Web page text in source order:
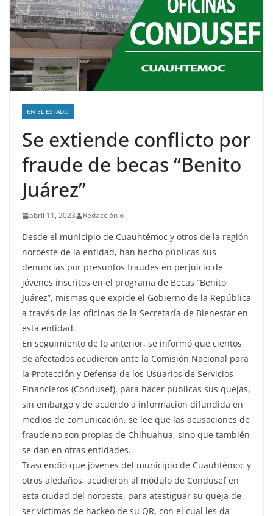
EN EL ESTADO
Se extiende conflicto por
fraude de becas “Benito
Juárez”
abril 11, 2023 Redacción o
Desde el municipio de Cuauhtémoc y otros de la región
noroeste de la entidad, han hecho públicas sus
denuncias por presuntos fraudes en perjuicio de
jóvenes inscritos en el programa de Becas “Benito
Juárez”, mismas que expide el Gobierno de la República
a través de las oficinas de la Secretaría de Bienestar en
esta entidad.
En seguimiento de lo anterior, se informó que cientos
de afectados acudieron ante la Comisión Nacional para
la Protección y Defensa de los Usuarios de Servicios
Financieros (Condusef), para hacer públicas sus quejas,
sin embargo y de acuerdo a información difundida en
medios de comunicación, se lee que las acusaciones de
fraude no son propias de Chihuahua, sino que también
se dan en otras entidades.
Trascendió que jóvenes del municipio de Cuauhtémoc y
otros aledaños, acudieron al módulo de Condusef en
esta ciudad del noroeste, para atestiguar su queja de
ser víctimas de hackeo de su QR, con el cual les da